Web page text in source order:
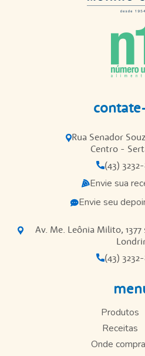
Rua Senador
Centro -
(43)
Envie sua
Envie seu
Av. Me. Leônia Milito, 1377
(43)
Produtos
Receitas
Onde